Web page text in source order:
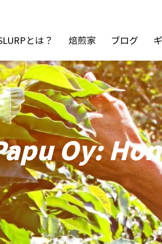
とは？ 焙煎家 ブログ
Oy: